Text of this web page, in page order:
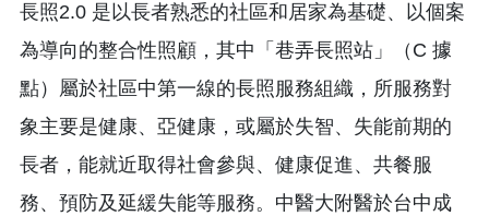
長照2.0 是以長者熟悉的社區和居家為基礎、以個案
為導向的整合性照顧，其中「巷弄長照站」（C 據
點）屬於社區中第一線的長照服務組織，所服務對
象主要是健康、亞健康，或屬於失智、失能前期的
長者，能就近取得社會參與、健康促進、共餐服
務、預防及延緩失能等服務。中醫大附醫於台中成